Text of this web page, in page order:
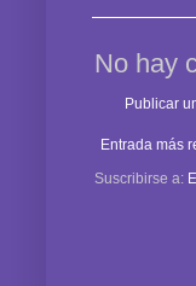
No hay
Publicar
Entrada más
Suscribirse a: